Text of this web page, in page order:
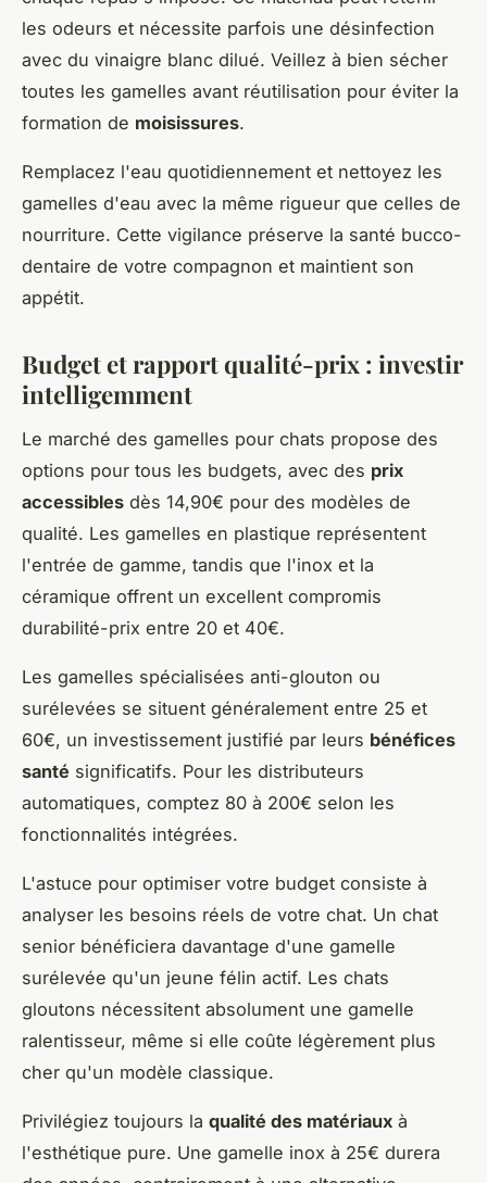
les odeurs et nécessite parfois une désinfection
avec du vinaigre blanc dilué. Veillez à bien sécher
toutes les gamelles avant réutilisation pour éviter la
formation de moisissures.
Remplacez l'eau quotidiennement et nettoyez les
gamelles d'eau avec la même rigueur que celles de
nourriture. Cette vigilance préserve la santé bucco-
dentaire de votre compagnon et maintient son
appétit.
Budget et rapport qualité-prix : investir
intelligemment
Le marché des gamelles pour chats propose des
options pour tous les budgets, avec des prix
accessibles dès 14,90€ pour des modèles de
qualité. Les gamelles en plastique représentent
l'entrée de gamme, tandis que l'inox et la
céramique offrent un excellent compromis
durabilité-prix entre 20 et 40€.
Les gamelles spécialisées anti-glouton ou
surélevées se situent généralement entre 25 et
60€, un investissement justifié par leurs bénéfices
santé significatifs. Pour les distributeurs
automatiques, comptez 80 à 200€ selon les
fonctionnalités intégrées.
L'astuce pour optimiser votre budget consiste à
analyser les besoins réels de votre chat. Un chat
senior bénéficiera davantage d'une gamelle
surélevée qu'un jeune félin actif. Les chats
gloutons nécessitent absolument une gamelle
ralentisseur, même si elle coûte légèrement plus
cher qu'un modèle classique.
Privilégiez toujours la qualité des matériaux à
l'esthétique pure. Une gamelle inox à 25€ durera